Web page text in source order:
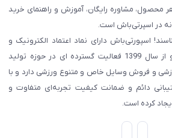
محصول، مشاوره رایگان، آموزش و راهنمای خرید
در اسپرتی‌باش است.
اسپورتی‌باش دارای نماد اعتماد الکترونیک و
درگاه پرداخت معتبر است و از سال 1399 فعالیت گسترده ای در حوزه تولید
و فروش وسایل خاص و متنوع ورزشی دارد و با
دائم و ضمانت کیفیت تجربه‌ای متفاوت و
کرده است.